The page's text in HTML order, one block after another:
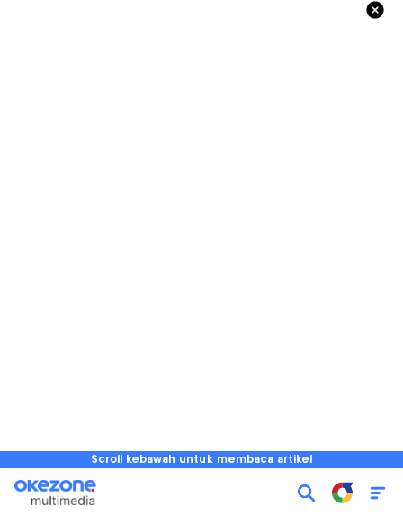
Scroll kebawah untuk membaca artikel